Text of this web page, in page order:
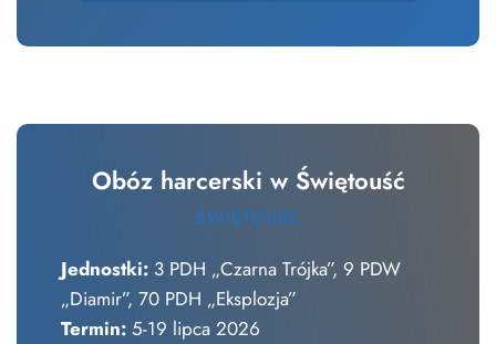
Obóz harcerski w Świętouść
ŚWIĘTOUŚĆ
Jednostki: 3 PDH „Czarna Trójka”, 9 PDW
„Diamir”, 70 PDH „Eksplozja”
Termin: 5-19 lipca 2026